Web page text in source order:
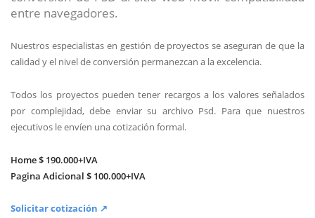
entre navegadores.
Nuestros especialistas en gestión de proyectos se aseguran de que la
calidad y el nivel de conversión permanezcan a la excelencia.
Todos los proyectos pueden tener recargos a los valores señalados
por complejidad, debe enviar su archivo Psd. Para que nuestros
ejecutivos le envíen una cotización formal.
Home $ 190.000+IVA
Pagina Adicional $ 100.000+IVA
Solicitar cotización ↗